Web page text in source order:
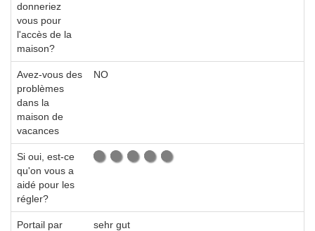
donneriez
vous pour
l'accès de la
maison?
Avez-vous des
problèmes
dans la
maison de
vacances
NO
Si oui, est-ce
qu'on vous a
aidé pour les
régler?
Portail par
sehr gut